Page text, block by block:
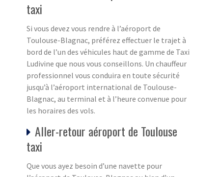
taxi
Si vous devez vous rendre à l’aéroport de
Toulouse-Blagnac, préférez effectuer le trajet à
bord de l’un des véhicules haut de gamme de Taxi
Ludivine que nous vous conseillons. Un chauffeur
professionnel vous conduira en toute sécurité
jusqu’à l’aéroport international de Toulouse-
Blagnac, au terminal et à l’heure convenue pour
les horaires des vols.
Aller-retour aéroport de Toulouse
taxi
Que vous ayez besoin d’une navette pour